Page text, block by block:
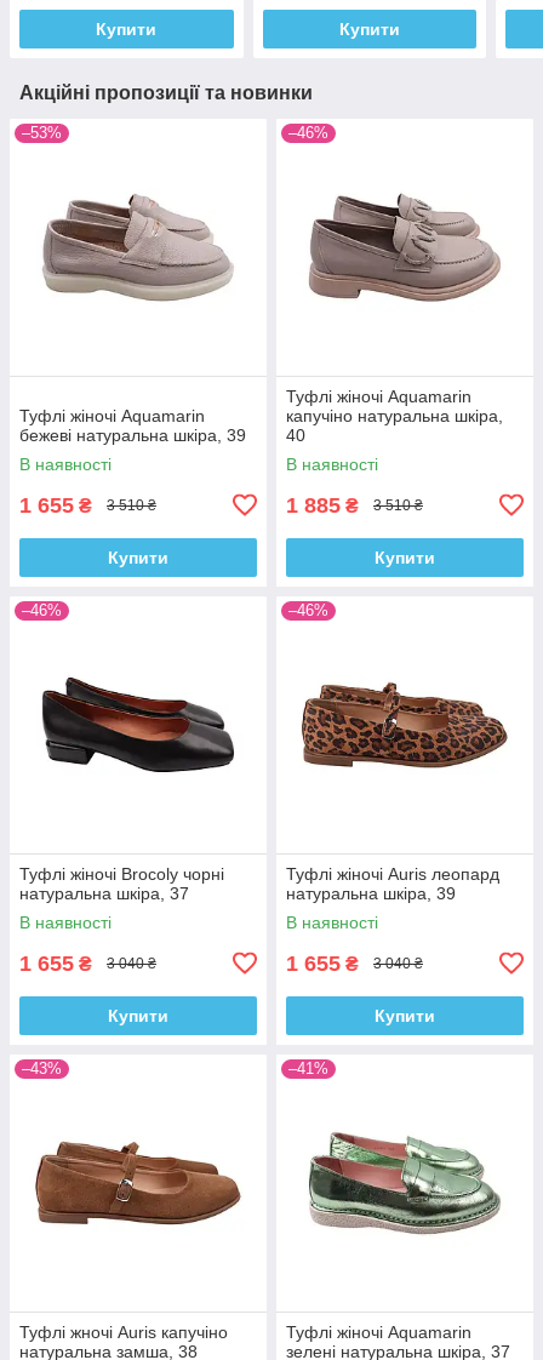
Купити Купити
Акційні пропозиції та новинки
–53%
Туфлі жіночі Aquamarin
бежеві натуральна шкіра, 39
В наявності
1 655 ₴ 3 510 ₴
Купити
–46%
Туфлі жіночі Aquamarin
капучіно натуральна шкіра,
40
В наявності
1 885 ₴ 3 510 ₴
Купити
–46%
Туфлі жіночі Brocoly чорні
натуральна шкіра, 37
В наявності
1 655 ₴ 3 040 ₴
Купити
–46%
Туфлі жіночі Auris леопард
натуральна шкіра, 39
В наявності
1 655 ₴ 3 040 ₴
Купити
–43%
Туфлі жночі Auris капучіно
натуральна замша, 38
–41%
Туфлі жіночі Aquamarin
зелені натуральна шкіра, 37